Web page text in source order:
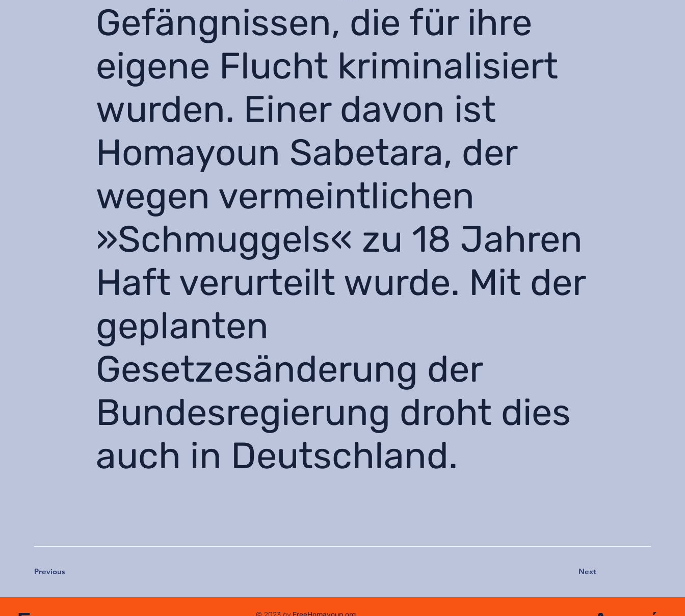
Gefängnissen, die für ihre
eigene Flucht kriminalisiert
wurden. Einer davon ist
Homayoun Sabetara, der
wegen vermeintlichen
»Schmuggels« zu 18 Jahren
Haft verurteilt wurde. Mit der
geplanten
Gesetzesänderung der
Bundesregierung droht dies
auch in Deutschland.
Previous Next